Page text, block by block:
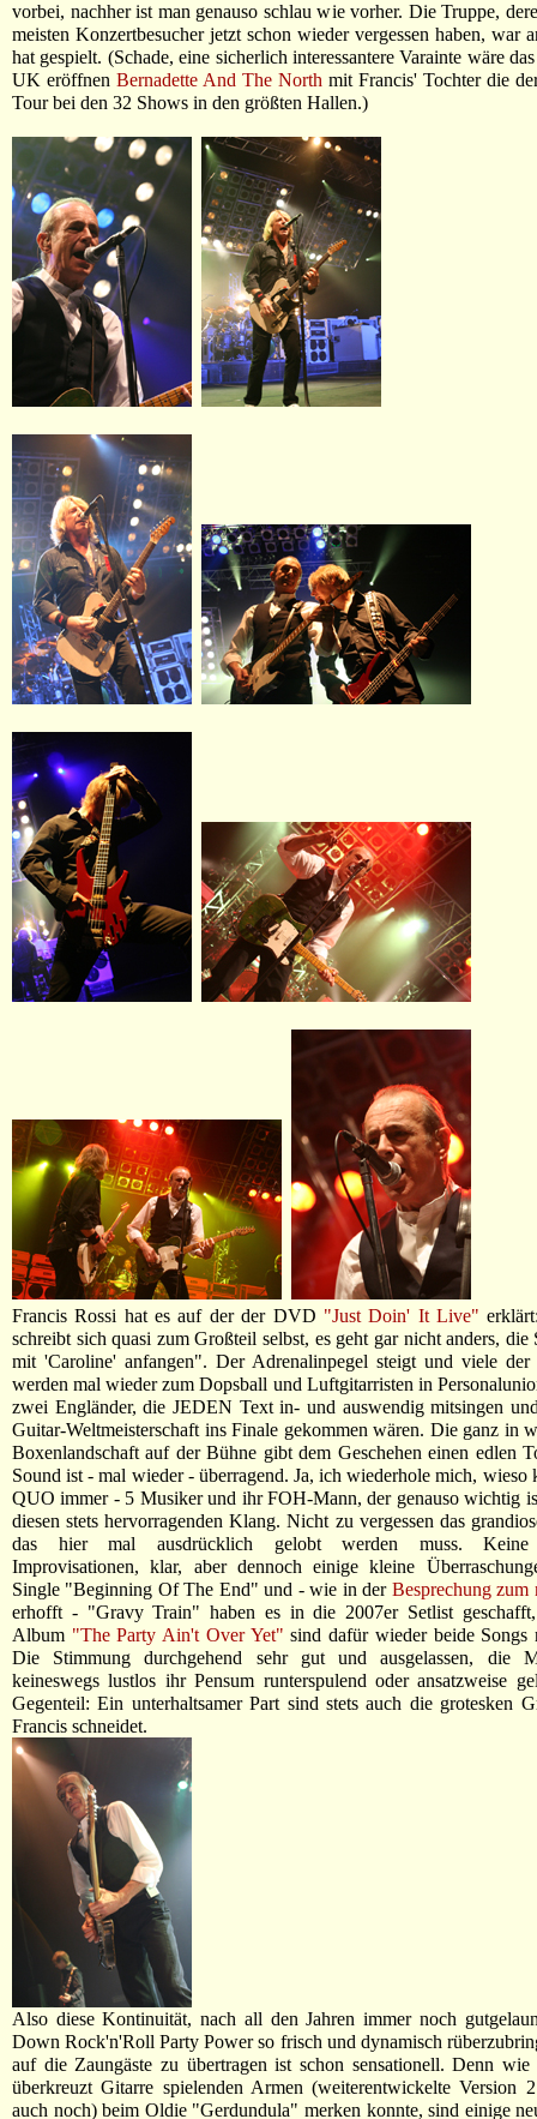
vorbei, nachher ist man genauso schlau wie vorher. Die Truppe,
meisten Konzertbesucher jetzt schon wieder vergessen haben, war
hat gespielt. (Schade, eine sicherlich interessantere Varainte wäre
UK eröffnen Bernadette And The North mit Francis' Tochter die
Tour bei den 32 Shows in den größten Hallen.)
Francis Rossi hat es auf der der DVD "Just Doin' It Live"
schreibt sich quasi zum Großteil selbst, es geht gar nicht anders,
mit 'Caroline' anfangen". Der Adrenalinpegel steigt und viele der
werden mal wieder zum Dopsball und Luftgitarristen in
zwei Engländer, die JEDEN Text in- und auswendig mitsingen
Guitar-Weltmeisterschaft ins Finale gekommen wären. Die ganz in
Boxenlandschaft auf der Bühne gibt dem Geschehen einen edlen
Sound ist - mal wieder - überragend. Ja, ich wiederhole mich, wieso
QUO immer - 5 Musiker und ihr FOH-Mann, der genauso wichtig
diesen stets hervorragenden Klang. Nicht zu vergessen das
das hier mal ausdrücklich gelobt werden muss. Keine
Improvisationen, klar, aber dennoch einige kleine
Single "Beginning Of The End" und - wie in der Besprechung zum
erhofft - "Gravy Train" haben es in die 2007er Setlist
Album "The Party Ain't Over Yet" sind dafür wieder beide Songs
Die Stimmung durchgehend sehr gut und ausgelassen, die
keineswegs lustlos ihr Pensum runterspulend oder ansatzweise
Gegenteil: Ein unterhaltsamer Part sind stets auch die grotesken
Francis schneidet.
Also diese Kontinuität, nach all den Jahren immer noch
Down Rock'n'Roll Party Power so frisch und dynamisch
auf die Zaungäste zu übertragen ist schon sensationell. Denn
überkreuzt Gitarre spielenden Armen (weiterentwickelte Version
auch noch) beim Oldie "Gerdundula" merken konnte, sind einige